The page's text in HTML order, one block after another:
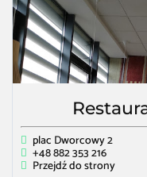
plac Dworcowy 2
+48 882 353 216
Przejdź do strony